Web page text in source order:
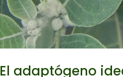
El adaptógeno